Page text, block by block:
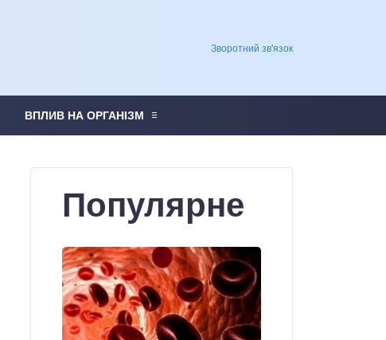
ВПЛИВ НА ОРГАНІЗМ
Зворотний зв'язок
Популярне